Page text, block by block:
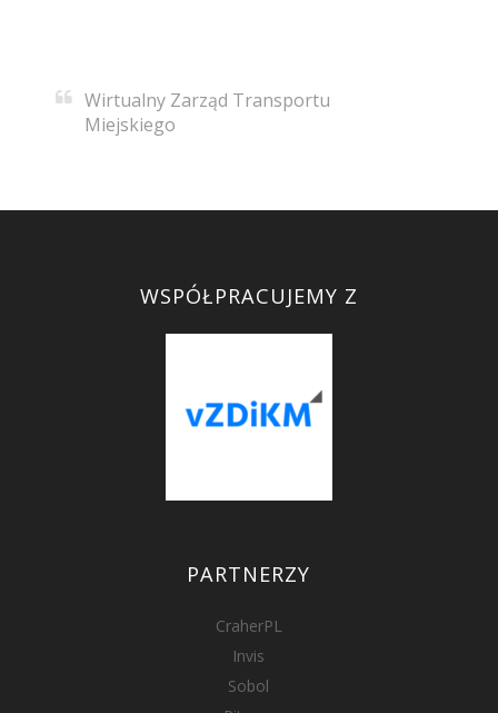
Wirtualny Zarząd Transportu
Miejskiego
WSPÓŁPRACUJEMY Z
PARTNERZY
CraherPL
Invis
Sobol